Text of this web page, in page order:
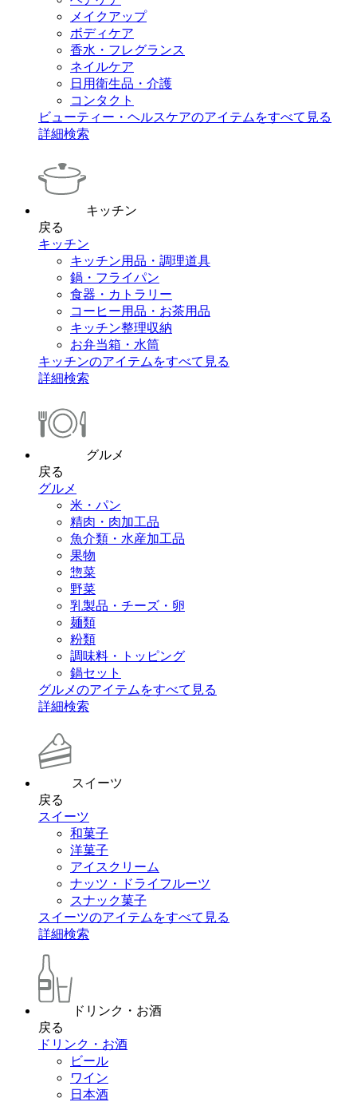
メイクアップ
ボディケア
香水・フレグランス
ネイルケア
日用衛生品・介護
コンタクト
ビューティー・ヘルスケアのアイテムをすべて見る
詳細検索
キッチン
戻る
キッチン
キッチン用品・調理道具
鍋・フライパン
食器・カトラリー
コーヒー用品・お茶用品
キッチン整理収納
お弁当箱・水筒
キッチンのアイテムをすべて見る
詳細検索
グルメ
戻る
グルメ
米・パン
精肉・肉加工品
魚介類・水産加工品
果物
惣菜
野菜
乳製品・チーズ・卵
麺類
粉類
調味料・トッピング
鍋セット
グルメのアイテムをすべて見る
詳細検索
スイーツ
戻る
スイーツ
和菓子
洋菓子
アイスクリーム
ナッツ・ドライフルーツ
スナック菓子
スイーツのアイテムをすべて見る
詳細検索
ドリンク・お酒
戻る
ドリンク・お酒
ビール
ワイン
日本酒